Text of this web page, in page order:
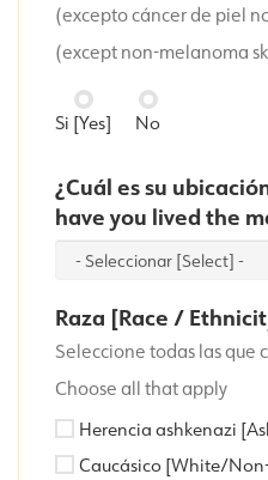
(excepto cáncer de piel
(except non-melanoma
Si [Yes] No
¿Cuál es su
have you lived the
Raza [Race /
Seleccione todas las que
Choose all that apply
Herencia ashkenazi
Caucásico [White/